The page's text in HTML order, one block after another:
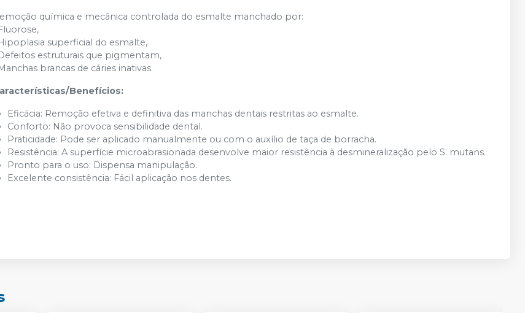
química e mecânica controlada do esmalte manchado por:
superficial do esmalte,
estruturais que pigmentam,
brancas de cáries inativas.
Benefícios:
Eficácia: Remoção efetiva e definitiva das manchas dentais restritas ao esmalte.
Conforto: Não provoca sensibilidade dental.
Praticidade: Pode ser aplicado manualmente ou com o auxílio de taça de borracha.
Resistência: A superfície microabrasionada desenvolve maior resistência à desmineralização pelo S. mutans.
Pronto para o uso: Dispensa manipulação.
Excelente consistência: Fácil aplicação nos dentes.